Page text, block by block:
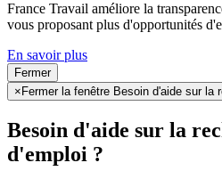
France Travail améliore la
vous proposant plus d'opportunités
En savoir plus
Fermer
× Fermer la fenêtre Besoin d'aide sur la
Besoin d'aide sur la
d'emploi ?